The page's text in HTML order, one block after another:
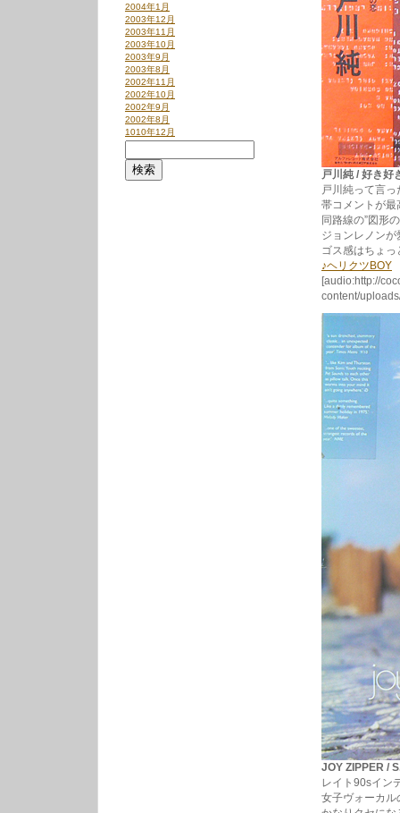
戸川純 / 好き
戸川純って言
帯コメントが最
同路線の”図形
ジョンレノンが
ゴス感はちょ
♪ヘリクツBOY
[audio:http://
content/
JOY ZIPPER /
レイト90sイン
女子ヴォーカル
2004年1月
2003年12月
2003年11月
2003年10月
2003年9月
2003年8月
2002年11月
2002年10月
2002年9月
2002年8月
1010年12月